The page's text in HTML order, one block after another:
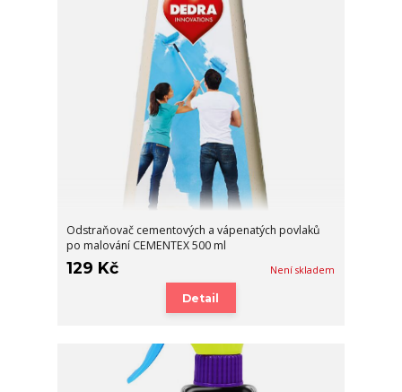
Odstraňovač cementových a vápenatých povlaků
po malování CEMENTEX 500 ml
129 Kč Není skladem
Detail